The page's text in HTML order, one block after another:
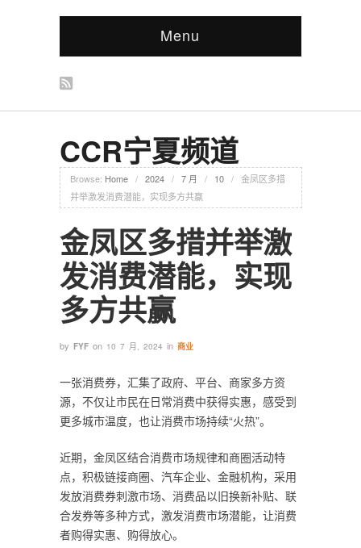
Menu
CCR宁夏频道
Browse: Home / 2024 / 7 月 / 10 / 金凤区多措
并举激发消费潜能，实现多方共赢
金凤区多措并举激
发消费潜能，实现
多方共赢
by FYF on 10 7 月, 2024 in 商业
一张消费券，汇集了政府、平台、商家多方资
源，不仅让市民在日常消费中获得实惠，感受到
更多城市温度，也让消费市场持续“火热”。
近期，金凤区结合消费市场规律和商圈活动特
点，积极链接商圈、汽车企业、金融机构，采用
发放消费券刺激市场、消费品以旧换新补贴、联
合发券等多种方式，激发消费市场潜能，让消费
者购得实惠、购得放心。